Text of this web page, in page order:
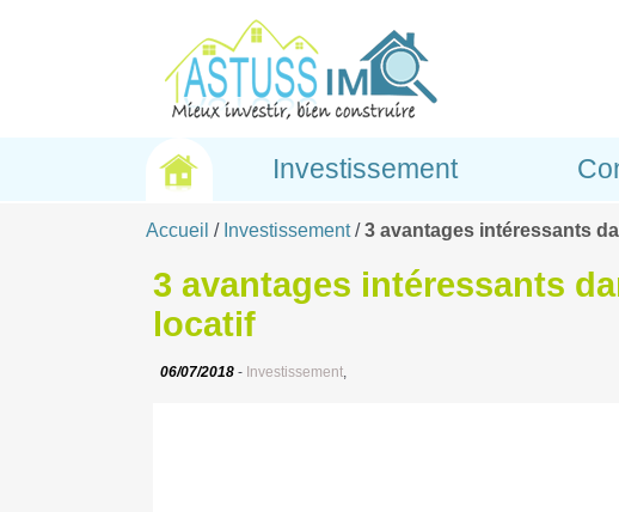
Investissement
Accueil / Investissement/3 avantages intéressants
3 avantages intéressants
locatif
06/07/2018 - Investissement